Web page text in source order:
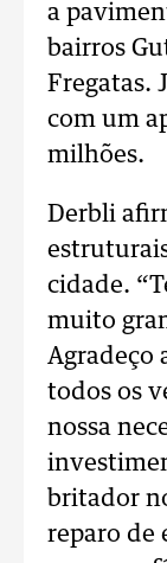
a
bairros
Fregatas.
com um
milhões.
Derbli
cidade.
muito
Agradeço
todos os
nossa
britador
reparo de